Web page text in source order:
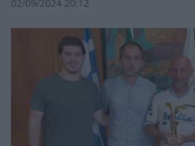
02/09/2024 20:12